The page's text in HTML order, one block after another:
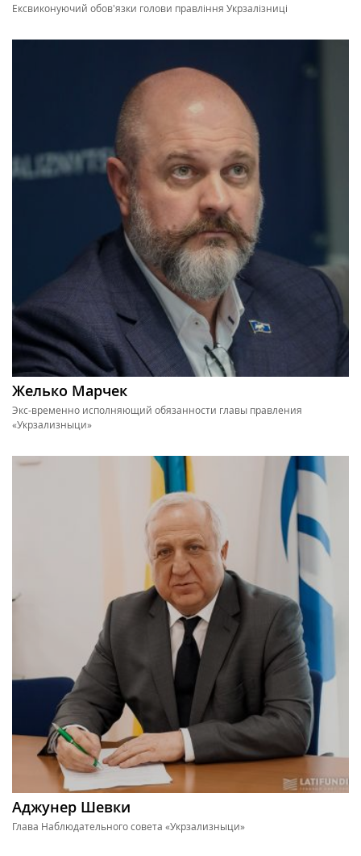
Ексвиконуючий обов'язки голови правління Укрзалізниці
Желько Марчек
Экс-временно исполняющий обязанности главы правления
«Укрзализныци»
Аджунер Шевки
Глава Наблюдательного совета «Укрзализныци»